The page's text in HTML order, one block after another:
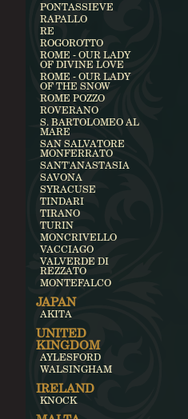
PONTASSIEVE
RAPALLO
RE
ROGOROTTO
ROME - OUR LADY
OF DIVINE LOVE
ROME - OUR LADY
OF THE SNOW
ROME POZZO
ROVERANO
S. BARTOLOMEO AL
MARE
SAN SALVATORE
MONFERRATO
SANT'ANASTASIA
SAVONA
SYRACUSE
TINDARI
TIRANO
TURIN
MONCRIVELLO
VACCIAGO
VALVERDE DI
REZZATO
MONTEFALCO
JAPAN
AKITA
UNITED
KINGDOM
AYLESFORD
WALSINGHAM
IRELAND
KNOCK